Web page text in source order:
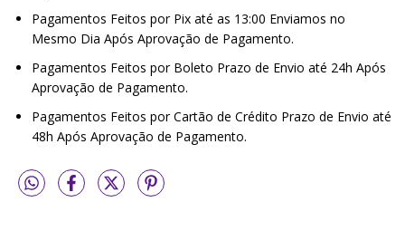
Pagamentos Feitos por Pix até as 13:00 Enviamos no
Mesmo Dia Após Aprovação de Pagamento.
Pagamentos Feitos por Boleto Prazo de Envio até 24h Após
Aprovação de Pagamento.
Pagamentos Feitos por Cartão de Crédito Prazo de Envio até
48h Após Aprovação de Pagamento.